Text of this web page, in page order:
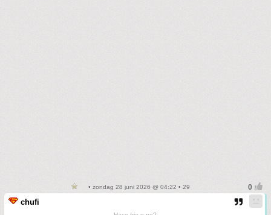
• zondag 28 juni 2026 @ 04:22 • 29
chufi